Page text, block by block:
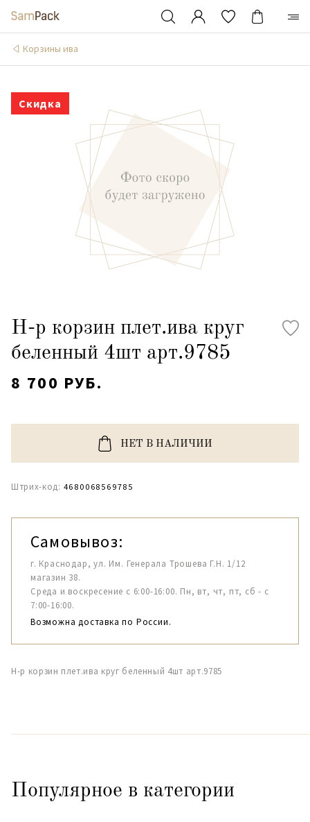
Корзины ива
Скидка
Н-р корзин плет.ива круг
беленный 4шт арт.9785
8 700 РУБ.
НЕТ В НАЛИЧИИ
Штрих-код: 4680068569785
Самовывоз:
г. Краснодар, ул. Им. Генерала Трошева Г.Н. 1/12
магазин 38.
Среда и воскресение с 6:00-16:00. Пн, вт, чт, пт, сб - с
7:00-16:00.
Возможна доставка по России.
Н-р корзин плет.ива круг беленный 4шт арт.9785
Популярное в категории